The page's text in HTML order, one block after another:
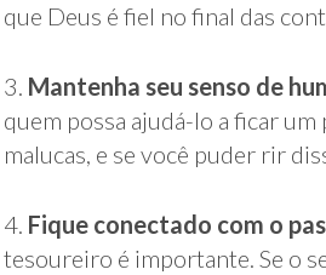
que Deus é fiel no final das
3. Mantenha seu senso de
quem possa ajudá-lo a ficar
malucas, e se você puder rir
4. Fique conectado com o
tesoureiro é importante. Se o